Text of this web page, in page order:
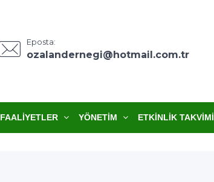
Eposta:
ozalandernegi@hotmail.com.tr
FAALIYETLER YÖNETIM ETKINLIK TAKVIMI